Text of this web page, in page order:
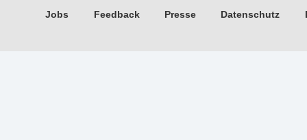
Jobs Feedback Presse Datenschutz